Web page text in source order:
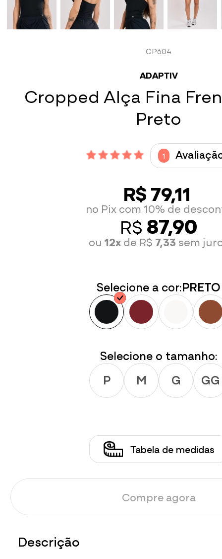
CP604
ADAPTIV
Cropped Alça Fina
Preto
1
R$ 79,11
no Pix com 10% de
R$ 87,90
ou 12xde R$ 7,33 sem
Selecione a cor:PRETO
Selecione o tamanho:
P
M G GG
Tabela de medidas
Compre agora
Descrição